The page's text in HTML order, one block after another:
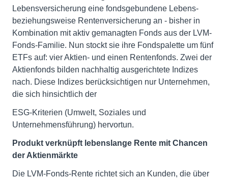
Lebensversicherung eine fondsgebundene Lebens-
beziehungsweise Rentenversicherung an - bisher in
Kombination mit aktiv gemanagten Fonds aus der LVM-
Fonds-Familie. Nun stockt sie ihre Fondspalette um fünf
ETFs auf: vier Aktien- und einen Rentenfonds. Zwei der
Aktienfonds bilden nachhaltig ausgerichtete Indizes
nach. Diese Indizes berücksichtigen nur Unternehmen,
die sich hinsichtlich der
ESG-Kriterien (Umwelt, Soziales und
Unternehmensführung) hervortun.
Produkt verknüpft lebenslange Rente mit Chancen
der Aktienmärkte
Die LVM-Fonds-Rente richtet sich an Kunden, die über